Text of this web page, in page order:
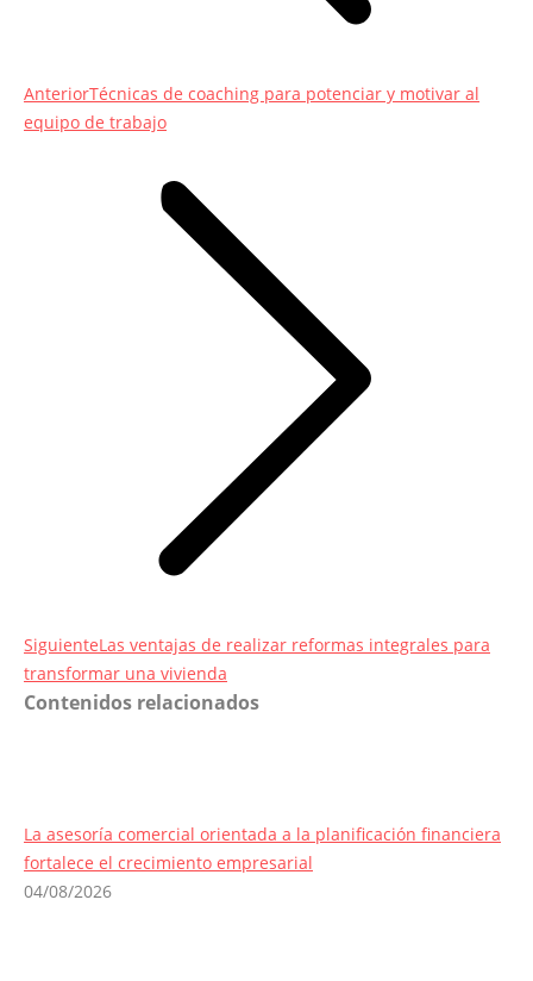
AnteriorEntrada
anterior:
Técnicas de coaching para potenciar y motivar al
equipo de trabajo
SiguienteEntrada
siguiente:
Las ventajas de realizar reformas integrales para
transformar una vivienda
Contenidos relacionados
La asesoría comercial orientada a la planificación financiera
fortalece el crecimiento empresarial
04/08/2026